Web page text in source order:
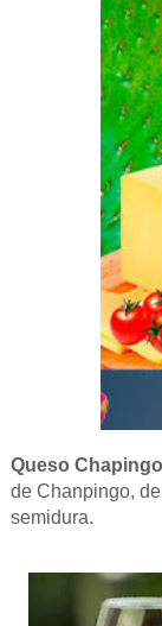
Queso
de Chanpingo,
semidura.